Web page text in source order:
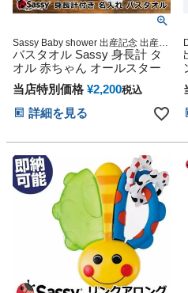
Sassy Baby shower 出産記念 出産グ
ッズ マタニティ 妊婦ママ
バスタオル Sassy 身長計 タ
オル 赤ちゃん オールスター
当店特別価格 ¥2,200税込
詳細を見る